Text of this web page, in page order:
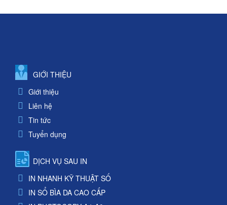
GIỚI THIỆU
Giới thiệu
Liên hệ
Tin tức
Tuyển dụng
DỊCH VỤ SAU IN
IN NHANH KỸ THUẬT SỐ
IN SỔ BÌA DA CAO CẤP